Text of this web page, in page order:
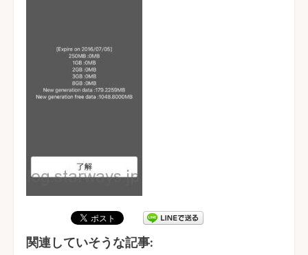
関連していそうな記事: